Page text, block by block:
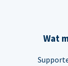
Wat